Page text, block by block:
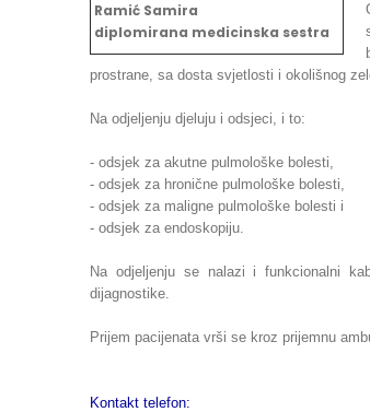
Ramić Samira
diplomirana medicinska sestra
prostrane, sa dosta svjetlosti i okolišnog
Na odjeljenju djeluju i odsjeci, i to:
- odsjek za akutne pulmološke bolesti,
- odsjek za hronične pulmološke bolesti,
- odsjek za maligne pulmološke bolesti i
- odsjek za endoskopiju.
Na odjeljenju se nalazi i funkcionalni
dijagnostike.
Prijem pacijenata vrši se kroz prijemnu
Kontakt telefon: